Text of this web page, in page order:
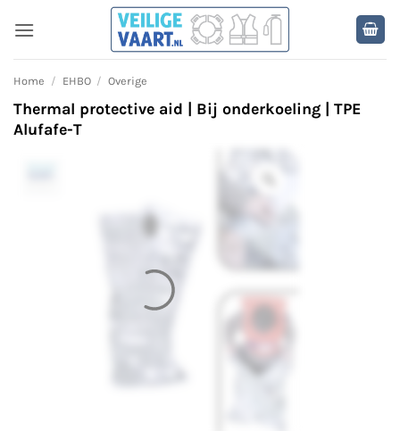
naar
inhoud
Home / EHBO / Overige
Thermal protective aid | Bij onderkoeling | TPE
Alufafe-T